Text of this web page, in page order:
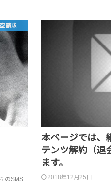
請求
のSMS
本ページでは、
テンツ解約（退
ます。
2018年12月25日